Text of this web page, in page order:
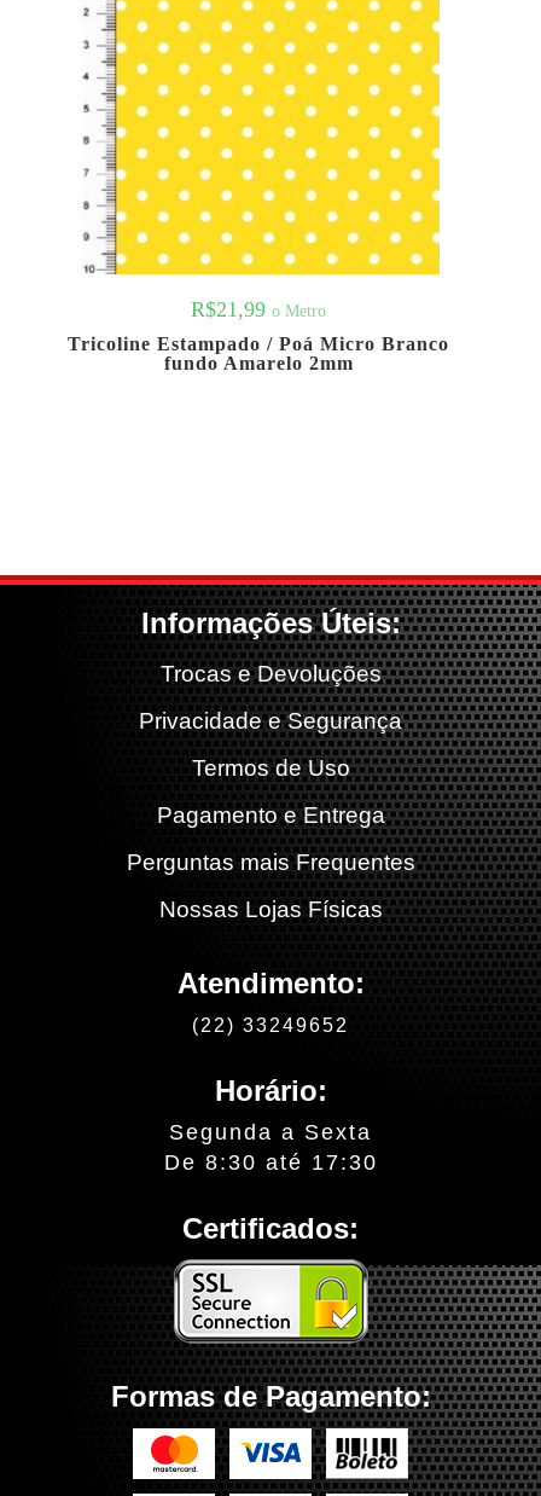
R$21,99 o Metro
Tricoline Estampado / Poá Micro Branco
fundo Amarelo 2mm
Informações Úteis:
Trocas e Devoluções
Privacidade e Segurança
Termos de Uso
Pagamento e Entrega
Perguntas mais Frequentes
Nossas Lojas Físicas
Atendimento:
(22) 33249652
Horário:
Segunda a Sexta
De 8:30 até 17:30
Certificados:
Formas de Pagamento: